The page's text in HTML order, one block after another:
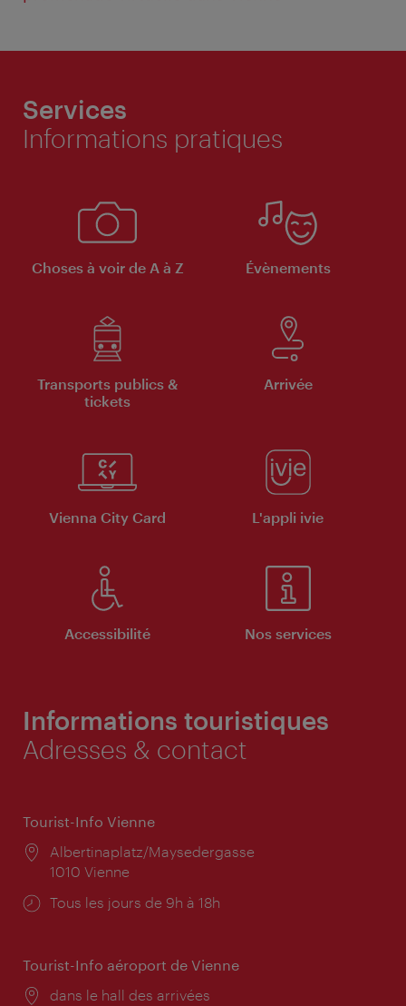
Services
Informations pratiques
Choses à voir de A à Z Évènements
Transports publics &
tickets
Arrivée
Vienna City Card L'appli ivie
Accessibilité Nos services
Informations touristiques
Adresses & contact
Tourist-Info Vienne
Lieu:
Albertinaplatz/Maysedergasse
1010 Vienne
Horaires
Tous les jours de 9h à 18h
Tourist-Info aéroport de Vienne
Lieu:
dans le hall des arrivées